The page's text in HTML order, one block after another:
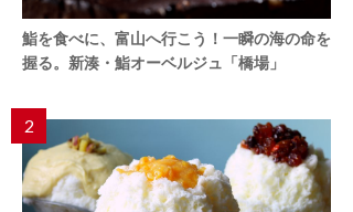
鮨を食べに、富山へ行こう！一瞬の海の命を
握る。新湊・鮨オーベルジュ「橋場」
2